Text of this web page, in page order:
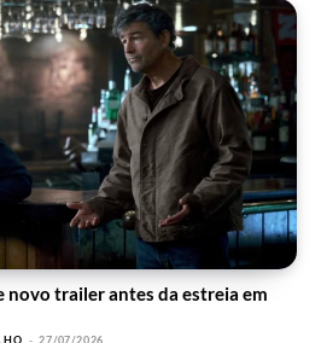
novo trailer antes da estreia em
- 27/07/2026